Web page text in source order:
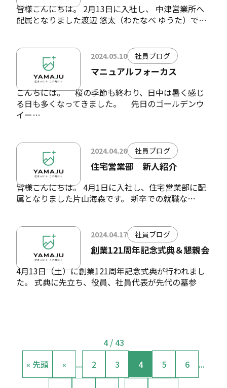
皆様こんにちは。 2月13日に入社し、 中津営業所へ
配属となりました渡辺 悠太（わたなべ ゆうた）で…
2024.05.10 社員ブログ
マニュアルフォーカス
こんちには。 桜の季節も終わり、日中は暑く感じ
る日も多くなってきました。 先日のゴールデンウ
イー…
2024.04.26 社員ブログ
住宅営業部 新人紹介
皆様こんにちは。 4月1日に入社し、住宅営業部に配
属となりました片山海森です。 新卒での就職な…
2024.04.17 社員ブログ
創業121周年記念式典＆懇親会
4月13日（土）に創業121周年記念式典が行われまし
た。 式典に先立ち、役員、社員代表が先代の墓参
4 / 43
« 先頭
« ... 2 3 4 5 6 ...